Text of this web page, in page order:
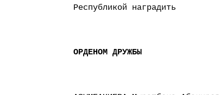
Республикой наградить
ОРДЕНОМ ДРУЖБЫ